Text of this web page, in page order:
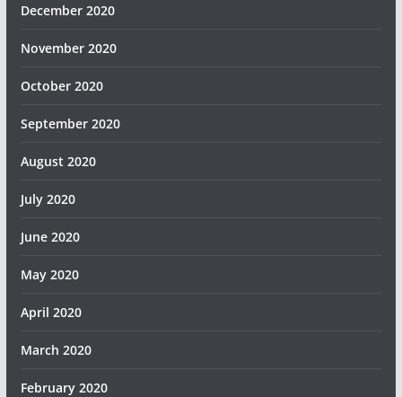
December 2020
November 2020
October 2020
September 2020
August 2020
July 2020
June 2020
May 2020
April 2020
March 2020
February 2020